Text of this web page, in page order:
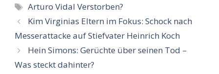
Tags
Arturo Vidal Verstorben?
Kim Virginias Eltern im Fokus: Schock nach
Messerattacke auf Stiefvater Heinrich Koch
Hein Simons: Gerüchte über seinen Tod –
Was steckt dahinter?